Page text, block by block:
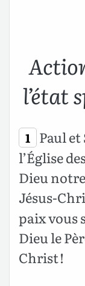
l’état
1 Paul
l’Église
Dieu
Jésus-
paix vous
Dieu le
Christ !